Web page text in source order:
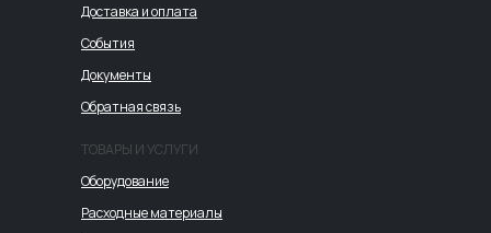
ТОВАРЫ И УСЛУГИ
Доставка и оплата
Оборудование
Расходные материалы
События
Документы
Обратная связь